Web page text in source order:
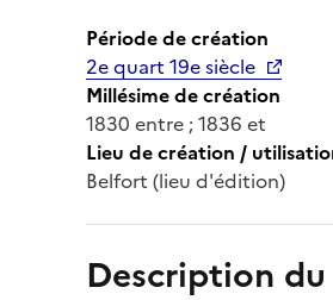
Période de création
2e quart 19e siècle
Millésime de création
1830 entre ; 1836 et
Lieu de création /
Belfort (lieu d'édition)
Description